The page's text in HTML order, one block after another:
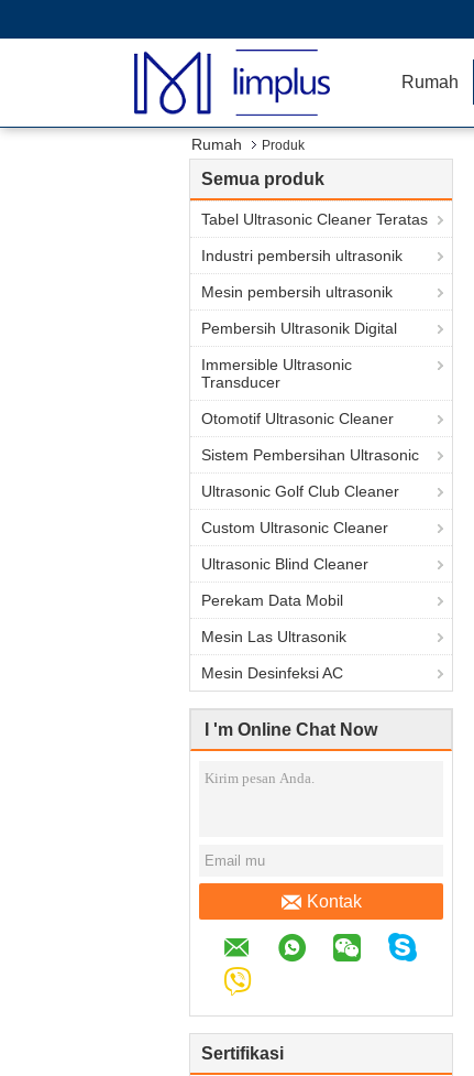
Rumah
Rumah Produk
Semua produk
Tabel Ultrasonic Cleaner Teratas
Industri pembersih ultrasonik
Mesin pembersih ultrasonik
Pembersih Ultrasonik Digital
Immersible Ultrasonic
Transducer
Otomotif Ultrasonic Cleaner
Sistem Pembersihan Ultrasonic
Ultrasonic Golf Club Cleaner
Custom Ultrasonic Cleaner
Ultrasonic Blind Cleaner
Perekam Data Mobil
Mesin Las Ultrasonik
Mesin Desinfeksi AC
I 'm Online Chat Now
Kontak
Sertifikasi